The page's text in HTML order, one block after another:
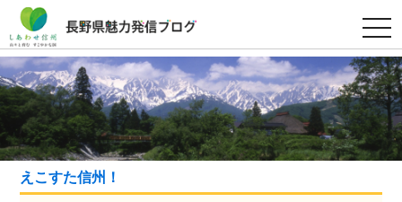
t
o
g
g
l
e
n
a
v
g
i
えこすた信州！